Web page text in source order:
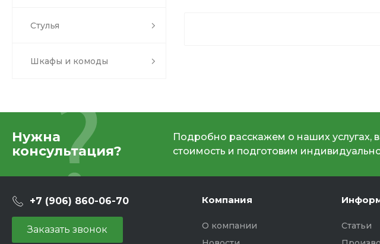
Стулья
Шкафы и комоды
Нужна
консультация?
Подробно расскажем о наших услугах,
стоимость и подготовим
+7 (906) 860-06-70
Заказать звонок
Компания
О компании
Статьи